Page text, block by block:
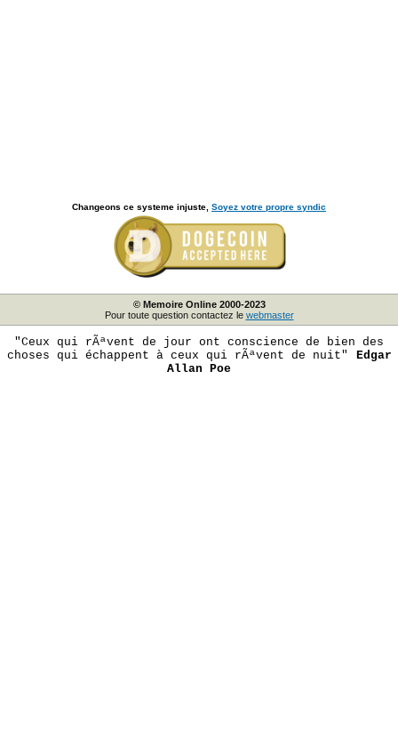
Changeons ce systeme injuste, Soyez votre propre syndic
© Memoire Online 2000-2023
Pour toute question contactez le webmaster
"Ceux qui rÃªvent de jour ont conscience de bien des
choses qui échappent à ceux qui rÃªvent de nuit"
Edgar
Allan Poe